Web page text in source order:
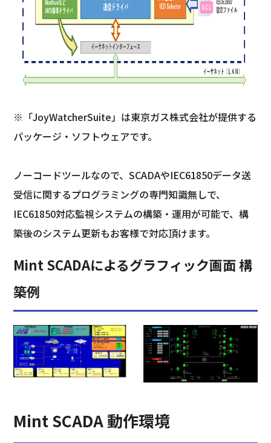
※「JoyWatcherSuite」は東京ガス株式会社が提供する
パッケージ・ソフトウェアです。
ノーコードツールなので、SCADAやIEC61850データ送
受信に関するプログラミングの専門知識無しで、
IEC61850対応監視システムの構築・運用が可能で、構
築後のシステム更新もお客様で対応頂けます。
Mint SCADAによるグラフィック画面 構
築例
Mint SCADA 動作環境